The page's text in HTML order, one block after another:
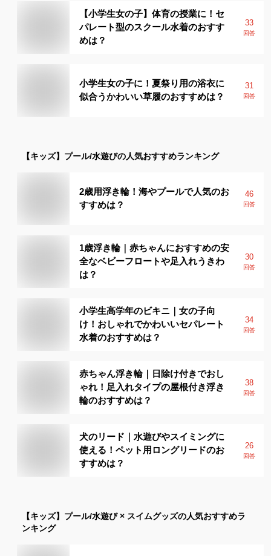
【小学生女の子】体育の授業に！セ
パレート型のスクール水着のおすす
めは？
33
回答
小学生女の子に！夏祭り用の浴衣に
似合うかわいい草履のおすすめは？
31
回答
【キッズ】 プール/水遊びの人気おすすめランキング
2歳用浮き輪！海やプールで人気のお
すすめは？
46
回答
1歳浮き輪｜赤ちゃんにおすすめの安
全なベビーフロートや足入れうきわ
は？
30
回答
小学生高学年のビキニ｜女の子向
け！おしゃれでかわいいセパレート
水着のおすすめは？
34
回答
赤ちゃん浮き輪｜日除け付きでおし
ゃれ！足入れタイプの屋根付き浮き
輪のおすすめは？
38
回答
犬のリード｜水遊びやスイミングに
使える！ペット用ロングリードのお
すすめは？
26
回答
【キッズ】 プール/水遊び × スイムグッズの人気おすすめラ
ンキング